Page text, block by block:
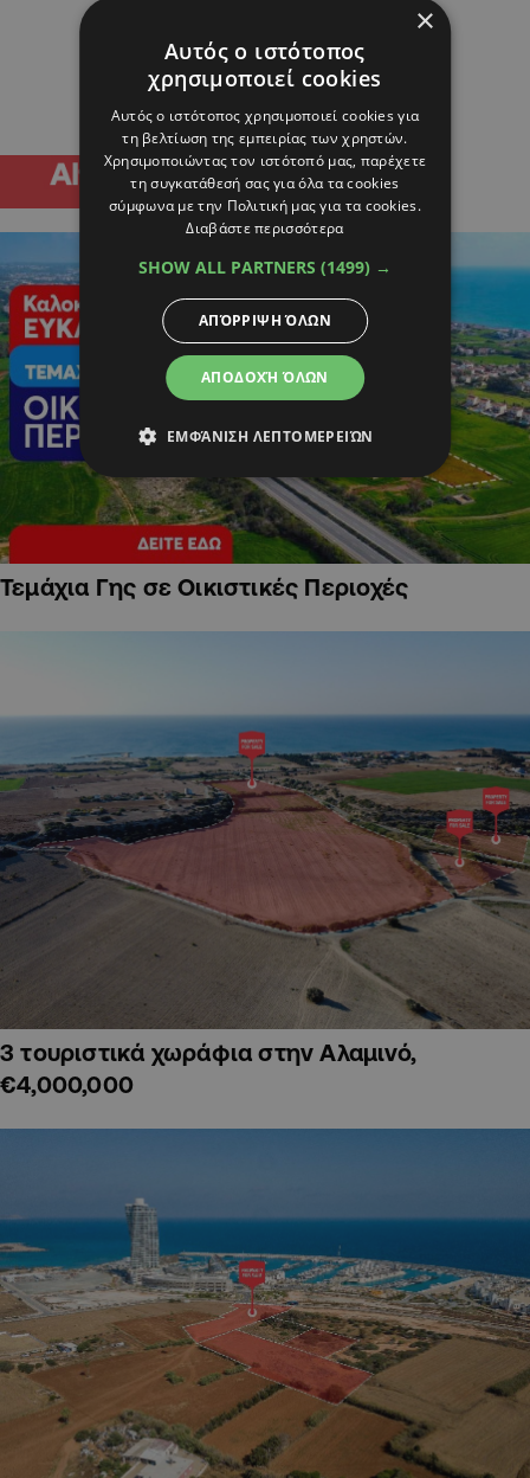
Τεμάχια Γης σε Οικιστικές Περιοχές
3 τουριστικά χωράφια στην Αλαμινό,
€4,000,000
×
Αυτός ο ιστότοπος
χρησιμοποιεί cookies
Αυτός ο ιστότοπος χρησιμοποιεί cookies για
τη βελτίωση της εμπειρίας των χρηστών.
Χρησιμοποιώντας τον ιστότοπό μας, παρέχετε
τη συγκατάθεσή σας για όλα τα cookies
σύμφωνα με την Πολιτική μας για τα cookies.
Διαβάστε περισσότερα
SHOW ALL PARTNERS (1499) →
ΑΠΟΔΟΧΉ ΌΛΩΝ
ΑΠΌΡΡΙΨΗ ΌΛΩΝ
ΕΜΦΆΝΙΣΗ ΛΕΠΤΟΜΕΡΕΙΏΝ